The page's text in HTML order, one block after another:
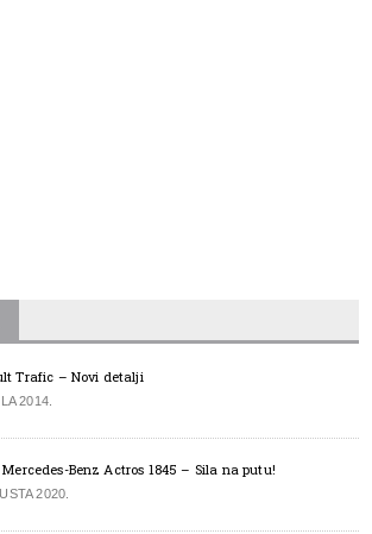
Trafic – Novi detalji
2014.
Benz Actros 1845 – Sila na putu!
2020.